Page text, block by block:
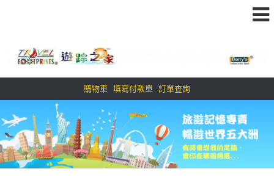
購物車 填寫付款單 訂單查詢